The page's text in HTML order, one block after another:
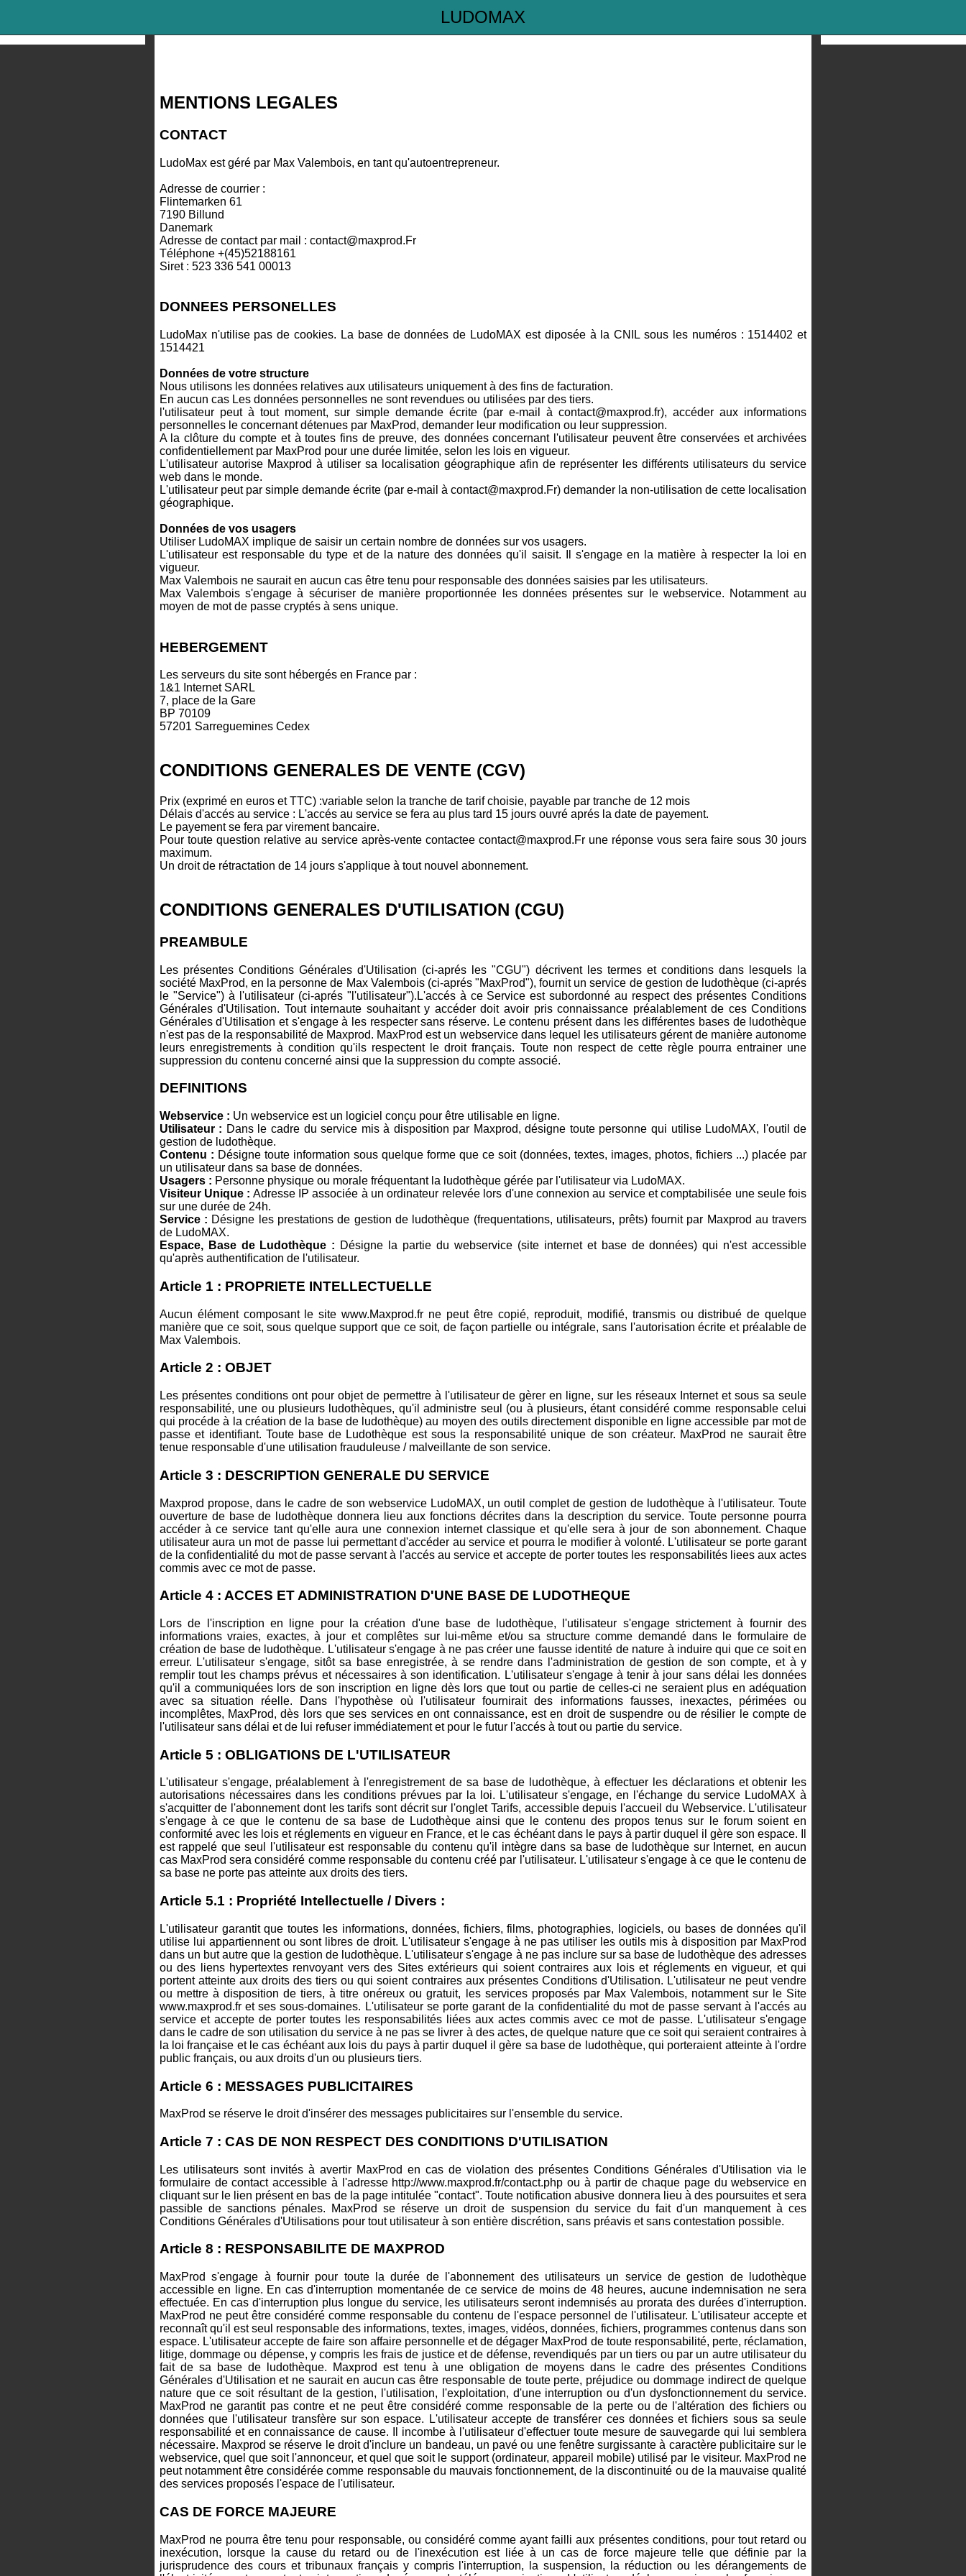
LUDOMAX
MENTIONS LEGALES
CONTACT
LudoMax est géré par Max Valembois, en tant qu'autoentrepreneur.
Adresse de courrier :
Flintemarken 61
7190 Billund
Danemark
Adresse de contact par mail : contact@maxprod.Fr
Téléphone +(45)52188161
Siret : 523 336 541 00013
DONNEES PERSONELLES
LudoMax n'utilise pas de cookies. La base de données de LudoMAX est diposée à la CNIL sous les numéros : 1514402 et
1514421
Données de votre structure
Nous utilisons les données relatives aux utilisateurs uniquement à des fins de facturation.
En aucun cas Les données personnelles ne sont revendues ou utilisées par des tiers.
l'utilisateur peut à tout moment, sur simple demande écrite (par e-mail à contact@maxprod.fr), accéder aux informations
personnelles le concernant détenues par MaxProd, demander leur modification ou leur suppression.
A la clôture du compte et à toutes fins de preuve, des données concernant l'utilisateur peuvent être conservées et archivées
confidentiellement par MaxProd pour une durée limitée, selon les lois en vigueur.
L'utilisateur autorise Maxprod à utiliser sa localisation géographique afin de représenter les différents utilisateurs du service
web dans le monde.
L'utilisateur peut par simple demande écrite (par e-mail à contact@maxprod.Fr) demander la non-utilisation de cette localisation
géographique.
Données de vos usagers
Utiliser LudoMAX implique de saisir un certain nombre de données sur vos usagers.
L'utilisateur est responsable du type et de la nature des données qu'il saisit. Il s'engage en la matière à respecter la loi en
vigueur.
Max Valembois ne saurait en aucun cas être tenu pour responsable des données saisies par les utilisateurs.
Max Valembois s'engage à sécuriser de manière proportionnée les données présentes sur le webservice. Notamment au
moyen de mot de passe cryptés à sens unique.
HEBERGEMENT
Les serveurs du site sont hébergés en France par :
1&1 Internet SARL
7, place de la Gare
BP 70109
57201 Sarreguemines Cedex
CONDITIONS GENERALES DE VENTE (CGV)
Prix (exprimé en euros et TTC) :variable selon la tranche de tarif choisie, payable par tranche de 12 mois
Délais d'accés au service : L'accés au service se fera au plus tard 15 jours ouvré aprés la date de payement.
Le payement se fera par virement bancaire.
Pour toute question relative au service après-vente contactee contact@maxprod.Fr une réponse vous sera faire sous 30 jours
maximum.
Un droit de rétractation de 14 jours s'applique à tout nouvel abonnement.
CONDITIONS GENERALES D'UTILISATION (CGU)
PREAMBULE
Les présentes Conditions Générales d'Utilisation (ci-aprés les "CGU") décrivent les termes et conditions dans lesquels la
société MaxProd, en la personne de Max Valembois (ci-aprés "MaxProd"), fournit un service de gestion de ludothèque (ci-aprés
le "Service") à l'utilisateur (ci-aprés "l'utilisateur").L'accés à ce Service est subordonné au respect des présentes Conditions
Générales d'Utilisation. Tout internaute souhaitant y accéder doit avoir pris connaissance préalablement de ces Conditions
Générales d'Utilisation et s'engage à les respecter sans réserve. Le contenu présent dans les différentes bases de ludothèque
n'est pas de la responsabilité de Maxprod. MaxProd est un webservice dans lequel les utilisateurs gérent de manière autonome
leurs enregistrements à condition qu'ils respectent le droit français. Toute non respect de cette règle pourra entrainer une
suppression du contenu concerné ainsi que la suppression du compte associé.
DEFINITIONS
Webservice : Un webservice est un logiciel conçu pour être utilisable en ligne.
Utilisateur : Dans le cadre du service mis à disposition par Maxprod, désigne toute personne qui utilise LudoMAX, l'outil de
gestion de ludothèque.
Contenu : Désigne toute information sous quelque forme que ce soit (données, textes, images, photos, fichiers ...) placée par
un utilisateur dans sa base de données.
Usagers : Personne physique ou morale fréquentant la ludothèque gérée par l'utilisateur via LudoMAX.
Visiteur Unique : Adresse IP associée à un ordinateur relevée lors d'une connexion au service et comptabilisée une seule fois
sur une durée de 24h.
Service : Désigne les prestations de gestion de ludothèque (frequentations, utilisateurs, prêts) fournit par Maxprod au travers
de LudoMAX.
Espace, Base de Ludothèque : Désigne la partie du webservice (site internet et base de données) qui n'est accessible
qu'après authentification de l'utilisateur.
Article 1 : PROPRIETE INTELLECTUELLE
Aucun élément composant le site www.Maxprod.fr ne peut être copié, reproduit, modifié, transmis ou distribué de quelque
manière que ce soit, sous quelque support que ce soit, de façon partielle ou intégrale, sans l'autorisation écrite et préalable de
Max Valembois.
Article 2 : OBJET
Les présentes conditions ont pour objet de permettre à l'utilisateur de gèrer en ligne, sur les réseaux Internet et sous sa seule
responsabilité, une ou plusieurs ludothèques, qu'il administre seul (ou à plusieurs, étant considéré comme responsable celui
qui procéde à la création de la base de ludothèque) au moyen des outils directement disponible en ligne accessible par mot de
passe et identifiant. Toute base de Ludothèque est sous la responsabilité unique de son créateur. MaxProd ne saurait être
tenue responsable d'une utilisation frauduleuse / malveillante de son service.
Article 3 : DESCRIPTION GENERALE DU SERVICE
Maxprod propose, dans le cadre de son webservice LudoMAX, un outil complet de gestion de ludothèque à l'utilisateur. Toute
ouverture de base de ludothèque donnera lieu aux fonctions décrites dans la description du service. Toute personne pourra
accéder à ce service tant qu'elle aura une connexion internet classique et qu'elle sera à jour de son abonnement. Chaque
utilisateur aura un mot de passe lui permettant d'accéder au service et pourra le modifier à volonté. L'utilisateur se porte garant
de la confidentialité du mot de passe servant à l'accés au service et accepte de porter toutes les responsabilités liees aux actes
commis avec ce mot de passe.
Article 4 : ACCES ET ADMINISTRATION D'UNE BASE DE LUDOTHEQUE
Lors de l'inscription en ligne pour la création d'une base de ludothèque, l'utilisateur s'engage strictement à fournir des
informations vraies, exactes, à jour et complêtes sur lui-même et/ou sa structure comme demandé dans le formulaire de
création de base de ludothèque. L'utilisateur s'engage à ne pas créer une fausse identité de nature à induire qui que ce soit en
erreur. L'utilisateur s'engage, sitôt sa base enregistrée, à se rendre dans l'administration de gestion de son compte, et à y
remplir tout les champs prévus et nécessaires à son identification. L'utilisateur s'engage à tenir à jour sans délai les données
qu'il a communiquées lors de son inscription en ligne dès lors que tout ou partie de celles-ci ne seraient plus en adéquation
avec sa situation réelle. Dans l'hypothèse où l'utilisateur fournirait des informations fausses, inexactes, périmées ou
incomplêtes, MaxProd, dès lors que ses services en ont connaissance, est en droit de suspendre ou de résilier le compte de
l'utilisateur sans délai et de lui refuser immédiatement et pour le futur l'accés à tout ou partie du service.
Article 5 : OBLIGATIONS DE L'UTILISATEUR
L'utilisateur s'engage, préalablement à l'enregistrement de sa base de ludothèque, à effectuer les déclarations et obtenir les
autorisations nécessaires dans les conditions prévues par la loi. L'utilisateur s'engage, en l'échange du service LudoMAX à
s'acquitter de l'abonnement dont les tarifs sont décrit sur l'onglet Tarifs, accessible depuis l'accueil du Webservice. L'utilisateur
s'engage à ce que le contenu de sa base de Ludothèque ainsi que le contenu des propos tenus sur le forum soient en
conformité avec les lois et réglements en vigueur en France, et le cas échéant dans le pays à partir duquel il gère son espace. Il
est rappelé que seul l'utilisateur est responsable du contenu qu'il intègre dans sa base de ludothèque sur Internet, en aucun
cas MaxProd sera considéré comme responsable du contenu créé par l'utilisateur. L'utilisateur s'engage à ce que le contenu de
sa base ne porte pas atteinte aux droits des tiers.
Article 5.1 : Propriété Intellectuelle / Divers :
L'utilisateur garantit que toutes les informations, données, fichiers, films, photographies, logiciels, ou bases de données qu'il
utilise lui appartiennent ou sont libres de droit. L'utilisateur s'engage à ne pas utiliser les outils mis à disposition par MaxProd
dans un but autre que la gestion de ludothèque. L'utilisateur s'engage à ne pas inclure sur sa base de ludothèque des adresses
ou des liens hypertextes renvoyant vers des Sites extérieurs qui soient contraires aux lois et réglements en vigueur, et qui
portent atteinte aux droits des tiers ou qui soient contraires aux présentes Conditions d'Utilisation. L'utilisateur ne peut vendre
ou mettre à disposition de tiers, à titre onéreux ou gratuit, les services proposés par Max Valembois, notamment sur le Site
www.maxprod.fr et ses sous-domaines. L'utilisateur se porte garant de la confidentialité du mot de passe servant à l'accés au
service et accepte de porter toutes les responsabilités liées aux actes commis avec ce mot de passe. L'utilisateur s'engage
dans le cadre de son utilisation du service à ne pas se livrer à des actes, de quelque nature que ce soit qui seraient contraires à
la loi française et le cas échéant aux lois du pays à partir duquel il gère sa base de ludothèque, qui porteraient atteinte à l'ordre
public français, ou aux droits d'un ou plusieurs tiers.
Article 6 : MESSAGES PUBLICITAIRES
MaxProd se réserve le droit d'insérer des messages publicitaires sur l'ensemble du service.
Article 7 : CAS DE NON RESPECT DES CONDITIONS D'UTILISATION
Les utilisateurs sont invités à avertir MaxProd en cas de violation des présentes Conditions Générales d'Utilisation via le
formulaire de contact accessible à l'adresse http://www.maxprod.fr/contact.php ou à partir de chaque page du webservice en
cliquant sur le lien présent en bas de la page intitulée "contact". Toute notification abusive donnera lieu à des poursuites et sera
passible de sanctions pénales. MaxProd se réserve un droit de suspension du service du fait d'un manquement à ces
Conditions Générales d'Utilisations pour tout utilisateur à son entière discrétion, sans préavis et sans contestation possible.
Article 8 : RESPONSABILITE DE MAXPROD
MaxProd s'engage à fournir pour toute la durée de l'abonnement des utilisateurs un service de gestion de ludothèque
accessible en ligne. En cas d'interruption momentanée de ce service de moins de 48 heures, aucune indemnisation ne sera
effectuée. En cas d'interruption plus longue du service, les utilisateurs seront indemnisés au prorata des durées d'interruption.
MaxProd ne peut être considéré comme responsable du contenu de l'espace personnel de l'utilisateur. L'utilisateur accepte et
reconnaît qu'il est seul responsable des informations, textes, images, vidéos, données, fichiers, programmes contenus dans son
espace. L'utilisateur accepte de faire son affaire personnelle et de dégager MaxProd de toute responsabilité, perte, réclamation,
litige, dommage ou dépense, y compris les frais de justice et de défense, revendiqués par un tiers ou par un autre utilisateur du
fait de sa base de ludothèque. Maxprod est tenu à une obligation de moyens dans le cadre des présentes Conditions
Générales d'Utilisation et ne saurait en aucun cas être responsable de toute perte, préjudice ou dommage indirect de quelque
nature que ce soit résultant de la gestion, l'utilisation, l'exploitation, d'une interruption ou d'un dysfonctionnement du service.
MaxProd ne garantit pas contre et ne peut être considéré comme responsable de la perte ou de l'altération des fichiers ou
données que l'utilisateur transfère sur son espace. L'utilisateur accepte de transférer ces données et fichiers sous sa seule
responsabilité et en connaissance de cause. Il incombe à l'utilisateur d'effectuer toute mesure de sauvegarde qui lui semblera
nécessaire. Maxprod se réserve le droit d'inclure un bandeau, un pavé ou une fenêtre surgissante à caractère publicitaire sur le
webservice, quel que soit l'annonceur, et quel que soit le support (ordinateur, appareil mobile) utilisé par le visiteur. MaxProd ne
peut notamment être considérée comme responsable du mauvais fonctionnement, de la discontinuité ou de la mauvaise qualité
des services proposés l'espace de l'utilisateur.
CAS DE FORCE MAJEURE
MaxProd ne pourra être tenu pour responsable, ou considéré comme ayant failli aux présentes conditions, pour tout retard ou
inexécution, lorsque la cause du retard ou de l'inexécution est liée à un cas de force majeure telle que définie par la
jurisprudence des cours et tribunaux français y compris l'interruption, la suspension, la réduction ou les dérangements de